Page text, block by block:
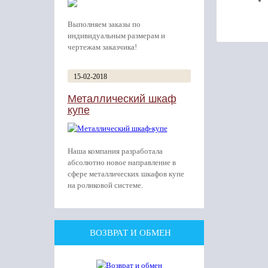
Выполняем заказы по
индивидуальным размерам и
чертежам заказчика!
15-02-2018
Металлический шкаф
купе
Наша компания разработала
абсолютно новое направление в
сфере металлических шкафов купе
на роликовой системе.
ВОЗВРАТ И ОБМЕН